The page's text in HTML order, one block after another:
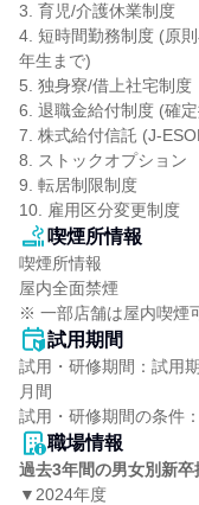
3. 育児/介護休業制度
4. 短時間勤務制度 (原
年生まで)
5. 独身寮/借上社宅制度
6. 退職金給付制度 (確
7. 株式給付信託 (J-
8. ストックオプション
9. 転居制限制度
10. 雇用区分変更制度
喫煙所情報
喫煙所情報
屋内全面禁煙
※ 一部店舗は屋内喫煙
試用期間
試用・研修期間：試用
月間
職場情報
過去3年間の男女別新卒
▼2024年度